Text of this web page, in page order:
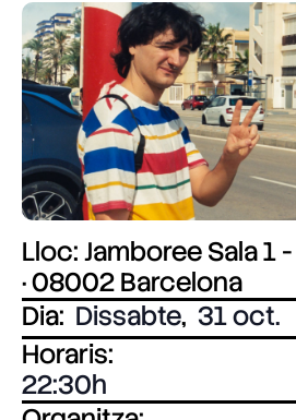
Lloc: Jamboree Sala 1
· 08002 Barcelona
Dia: Dissabte, 31 oct.
Horaris:
22:30